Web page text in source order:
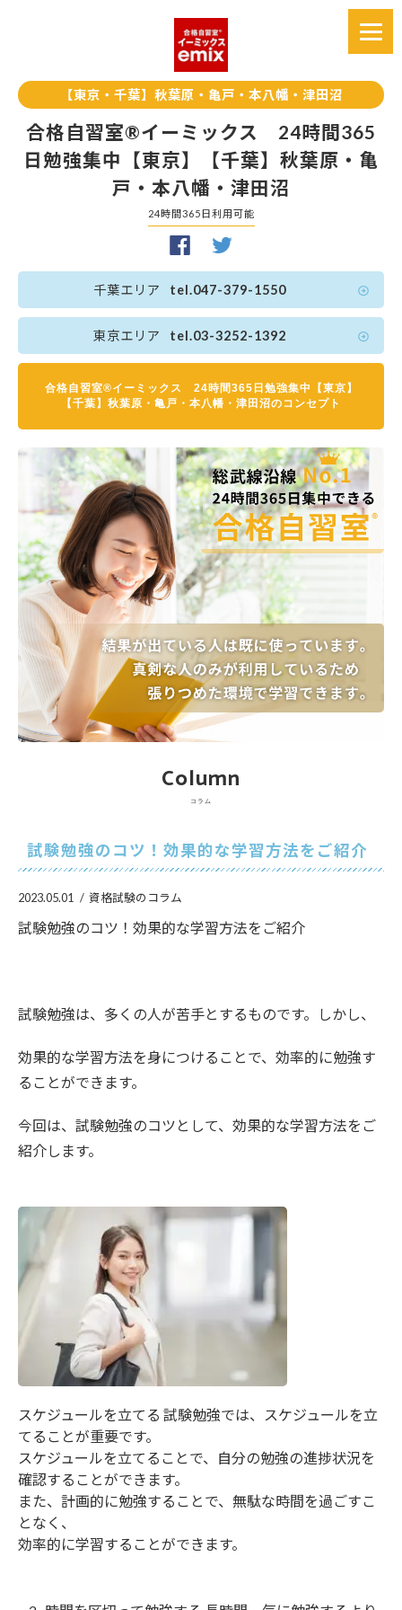
【東京・千葉】秋葉原・亀戸・本八幡・津田沼
合格自習室®イーミックス 24時間365
日勉強集中【東京】【千葉】秋葉原・亀
戸・本八幡・津田沼
24時間365日利用可能
千葉エリア tel.047-379-1550
東京エリア tel.03-3252-1392
合格自習室®イーミックス 24時間365日勉強集中【東京】
【千葉】秋葉原・亀戸・本八幡・津田沼のコンセプト
Column
コラム
試験勉強のコツ！効果的な学習方法をご紹介
2023.05.01 資格試験のコラム
試験勉強のコツ！効果的な学習方法をご紹介
試験勉強は、多くの人が苦手とするものです。しかし、
効果的な学習方法を身につけることで、効率的に勉強す
ることができます。
今回は、試験勉強のコツとして、効果的な学習方法をご
紹介します。
スケジュールを立てる 試験勉強では、スケジュールを立
てることが重要です。
スケジュールを立てることで、自分の勉強の進捗状況を
確認することができます。
また、計画的に勉強することで、無駄な時間を過ごすこ
となく、
効率的に学習することができます。